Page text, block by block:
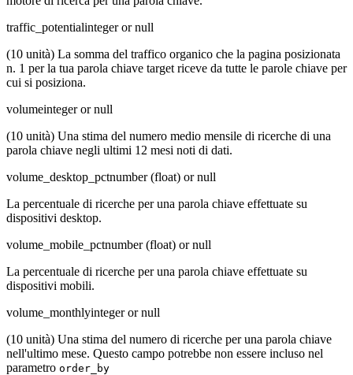
traffic_potentialinteger or null
(10 unità) La somma del traffico organico che la pagina posizionata
n. 1 per la tua parola chiave target riceve da tutte le parole chiave per
cui si posiziona.
volumeinteger or null
(10 unità) Una stima del numero medio mensile di ricerche di una
parola chiave negli ultimi 12 mesi noti di dati.
volume_desktop_pctnumber (float) or null
La percentuale di ricerche per una parola chiave effettuate su
dispositivi desktop.
volume_mobile_pctnumber (float) or null
La percentuale di ricerche per una parola chiave effettuate su
dispositivi mobili.
volume_monthlyinteger or null
(10 unità) Una stima del numero di ricerche per una parola chiave
nell'ultimo mese. Questo campo potrebbe non essere incluso nel
parametro order_by